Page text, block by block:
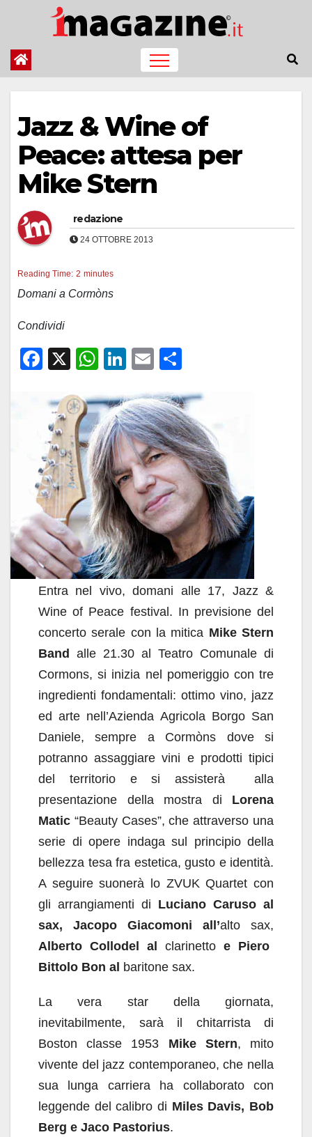
contenuto
Jazz & Wine of
Peace: attesa per
Mike Stern
redazione
24 OTTOBRE 2013
Reading Time: 2 minutes
Domani a Cormòns
Condividi
F
c
e
b
o
o
k
X
W
at
s
A
p
p
Li
k
e
dI
n
E
ail n
di
vi
di
Entra nel vivo, domani alle 17, Jazz &
Wine of Peace festival. In previsione del
concerto serale con la mitica Mike Stern
Band
alle 21.30 al Teatro Comunale di
Cormons, si inizia nel pomeriggio con tre
ingredienti fondamentali: ottimo vino, jazz
ed arte nell’Azienda Agricola Borgo San
Daniele, sempre a Cormòns dove si
potranno assaggiare vini e prodotti tipici
del territorio e si assisterà alla
presentazione della mostra di Lorena
Matic “Beauty Cases”, che attraverso una
serie di opere indaga sul principio della
bellezza tesa fra estetica, gusto e identità.
A seguire suonerà lo ZVUK Quartet con
gli arrangiamenti di Luciano Caruso al
sax,
Jacopo Giacomoni all’alto sax,
Alberto Collodel al clarinetto e Piero
Bittolo Bon al baritone sax.
La vera star della giornata,
inevitabilmente, sarà il chitarrista di
Boston classe 1953 Mike Stern, mito
vivente del jazz contemporaneo, che nella
sua lunga carriera ha collaborato con
leggende del calibro di Miles Davis, Bob
Berg e Jaco Pastorius.